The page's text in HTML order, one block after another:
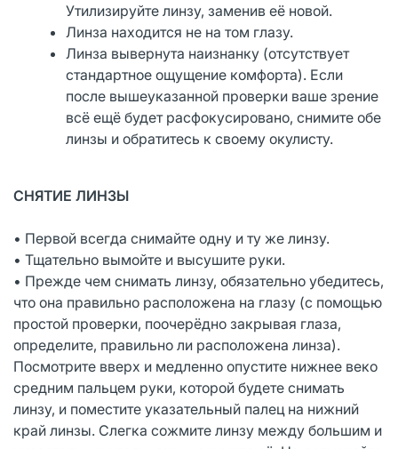
Утилизируйте линзу, заменив её новой.
Линза находится не на том глазу.
Линза вывернута наизнанку (отсутствует
стандартное ощущение комфорта). Если
после вышеуказанной проверки ваше зрение
всё ещё будет расфокусировано, снимите обе
линзы и обратитесь к своему окулисту.
СНЯТИЕ ЛИНЗЫ
• Первой всегда снимайте одну и ту же линзу.
• Тщательно вымойте и высушите руки.
• Прежде чем снимать линзу, обязательно убедитесь,
что она правильно расположена на глазу (с помощью
простой проверки, поочерёдно закрывая глаза,
определите, правильно ли расположена линза).
Посмотрите вверх и медленно опустите нижнее веко
средним пальцем руки, которой будете снимать
линзу, и поместите указательный палец на нижний
край линзы. Слегка сожмите линзу между большим и